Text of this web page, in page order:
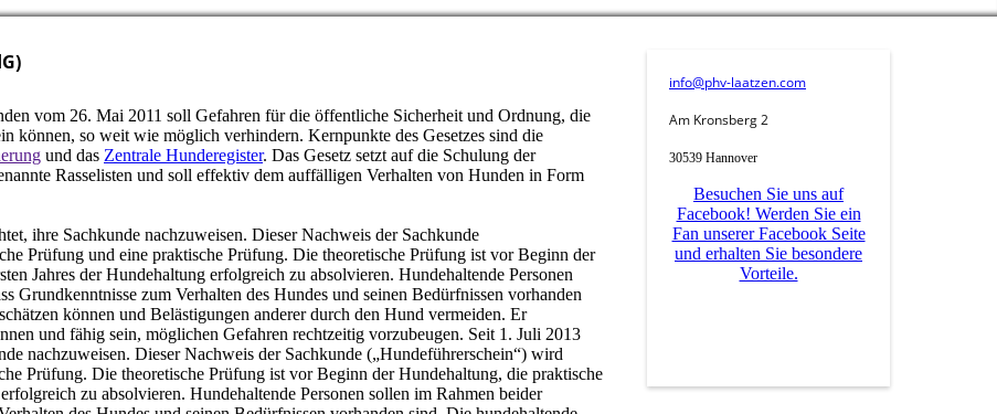
)
vom 26. Mai 2011 soll Gefahren für die öffentliche Sicherheit und Ordnung, die
können, so weit wie möglich verhindern. Kernpunkte des Gesetzes sind die
und das Zentrale Hunderegister. Das Gesetz setzt auf die Schulung der
Rasselisten und soll effektiv dem auffälligen Verhalten von Hunden in Form
ihre Sachkunde nachzuweisen. Dieser Nachweis der Sachkunde
Prüfung und eine praktische Prüfung. Die theoretische Prüfung ist vor Beginn der
Jahres der Hundehaltung erfolgreich zu absolvieren. Hundehaltende Personen
Grundkenntnisse zum Verhalten des Hundes und seinen Bedürfnissen vorhanden
können und Belästigungen anderer durch den Hund vermeiden. Er
und fähig sein, möglichen Gefahren rechtzeitig vorzubeugen. Seit 1. Juli 2013
nachzuweisen. Dieser Nachweis der Sachkunde („Hundeführerschein“) wird
Prüfung. Die theoretische Prüfung ist vor Beginn der Hundehaltung, die praktische
zu absolvieren. Hundehaltende Personen sollen im Rahmen beider
info@phv-laatzen.com
Am Kronsberg 2
30539 Hannover
Besuchen Sie uns auf
Facebook! Werden Sie ein
Fan unserer Facebook Seite
und erhalten Sie besondere
Vorteile.